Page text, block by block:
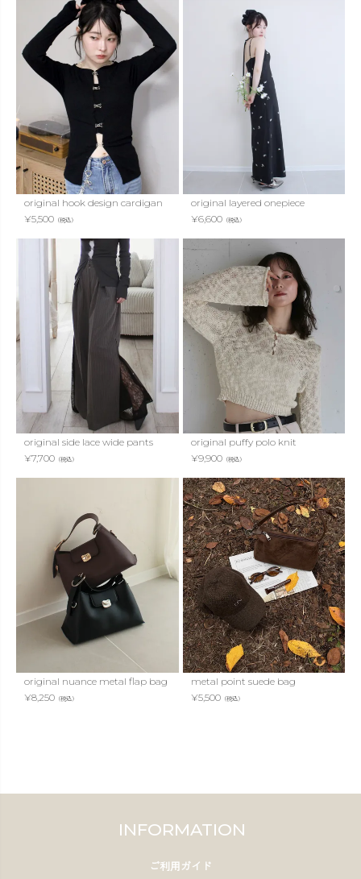
original hook design cardigan
¥5,500 （税込）
original layered onepiece
¥6,600（税込）
original side lace wide pants
¥7,700 （税込）
original puffy polo knit
¥9,900（税込）
original nuance metal flap bag
¥8,250 （税込）
metal point suede bag
¥5,500（税込）
INFORMATION
ご利用ガイド